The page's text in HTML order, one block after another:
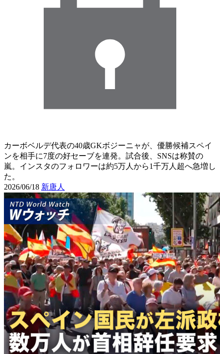
カーボベルデ代表の40歳GKボジーニャが、優勝候補スペイ
ンを相手に7度の好セーブを連発。試合後、SNSは称賛の
嵐。インスタのフォロワーは約5万人から1千万人超へ急増し
た。
2026/06/18 新唐人